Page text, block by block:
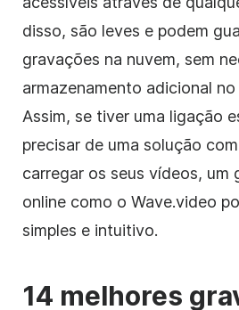
disso, são leves e podem
gravações na nuvem, sem
armazenamento adicional
Assim, se tiver uma ligação
precisar de uma solução
carregar os seus vídeos, um
online como o Wave.video
simples e intuitivo.
14 melhores